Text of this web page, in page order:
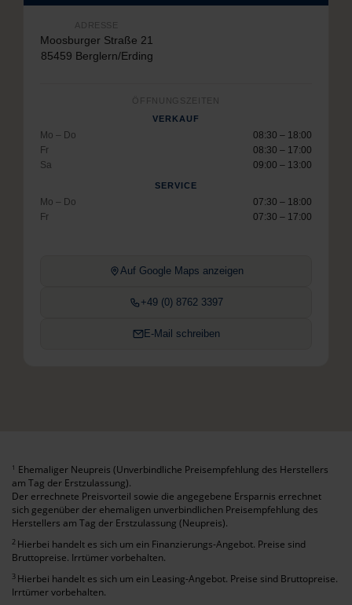
ADRESSE
Moosburger Straße 21
85459 Berglern/Erding
ÖFFNUNGSZEITEN
VERKAUF
Mo – Do
08:30 – 18:00
Fr
08:30 – 17:00
Sa
09:00 – 13:00
SERVICE
Mo – Do
07:30 – 18:00
Fr
07:30 – 17:00
Auf Google Maps anzeigen
+49 (0) 8762 3397
E-Mail schreiben
1 Ehemaliger Neupreis (Unverbindliche Preisempfehlung des Herstellers
am Tag der Erstzulassung).
Der errechnete Preisvorteil sowie die angegebene Ersparnis errechnet
sich gegenüber der ehemaligen unverbindlichen Preisempfehlung des
Herstellers am Tag der Erstzulassung (Neupreis).
2 Hierbei handelt es sich um ein Finanzierungs-Angebot. Preise sind
Bruttopreise. Irrtümer vorbehalten.
3 Hierbei handelt es sich um ein Leasing-Angebot. Preise sind Bruttopreise.
Irrtümer vorbehalten.